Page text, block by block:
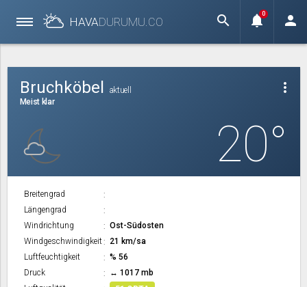
HAVADURUMU.CO search notifications
0 person
more_vert
Bruchköbel
aktuell
Meist klar
20°
Breitengrad
Längengrad
Windrichtung
Ost-Südosten
Windgeschwindigkeit
21 km/sa
Luftfeuchtigkeit
% 56
Druck
↔ 1017 mb